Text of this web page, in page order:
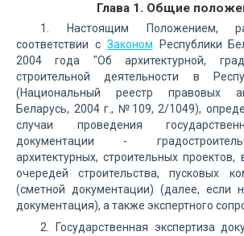
Глава 1. Общие
1. Настоящим Положением,
соответствии с Законом Республики
2004 года "Об архитектурной,
строительной деятельности в
(Национальный реестр правовых
Беларусь, 2004 г., №109, 2/1049),
случаи проведения
документации -
архитектурных, строительных
очередей строительства, пусковых
(сметной документации) (далее, если
документация), а также экспертного
2. Государственная экспертиза